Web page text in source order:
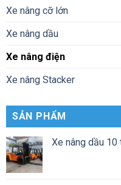
Xe nâng cỡ lớn
Xe nâng dầu
Xe nâng điện
Xe nâng Stacker
SẢN PHẨM
Xe nâng dầu 10